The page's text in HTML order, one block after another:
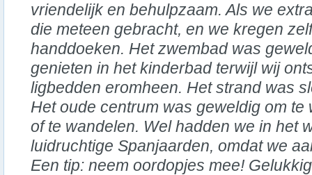
vriendelijk en behulpzaam. Als we
die meteen gebracht, en we kregen
handdoeken. Het zwembad was
genieten in het kinderbad terwijl wij
ligbedden eromheen. Het strand was
Het oude centrum was geweldig om te
of te wandelen. Wel hadden we in het
luidruchtige Spanjaarden, omdat we
Een tip: neem oordopjes mee!